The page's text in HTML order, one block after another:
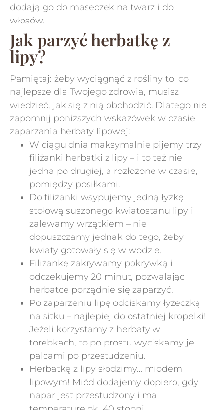
dodają go do maseczek na twarz i do
włosów.
Jak parzyć herbatkę z
lipy?
Pamiętaj: żeby wyciągnąć z rośliny to, co
najlepsze dla Twojego zdrowia, musisz
wiedzieć, jak się z nią obchodzić. Dlatego nie
zapomnij poniższych wskazówek w czasie
zaparzania herbaty lipowej:
W ciągu dnia maksymalnie pijemy trzy
filiżanki herbatki z lipy – i to też nie
jedna po drugiej, a rozłożone w czasie,
pomiędzy posiłkami.
Do filiżanki wsypujemy jedną łyżkę
stołową suszonego kwiatostanu lipy i
zalewamy wrzątkiem – nie
dopuszczamy jednak do tego, żeby
kwiaty gotowały się w wodzie.
Filiżankę zakrywamy pokrywką i
odczekujemy 20 minut, pozwalając
herbatce porządnie się zaparzyć.
Po zaparzeniu lipę odciskamy łyżeczką
na sitku – najlepiej do ostatniej kropelki!
Jeżeli korzystamy z herbaty w
torebkach, to po prostu wyciskamy je
palcami po przestudzeniu.
Herbatkę z lipy słodzimy… miodem
lipowym! Miód dodajemy dopiero, gdy
napar jest przestudzony i ma